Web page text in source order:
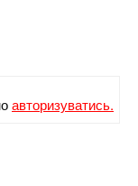
авторизуватись.